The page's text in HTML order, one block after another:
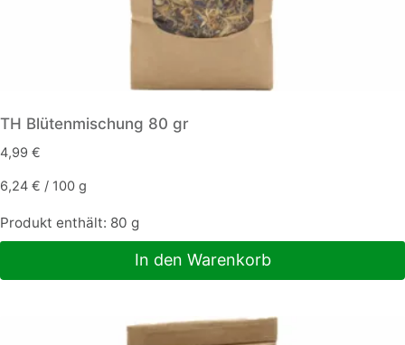
TH Blütenmischung 80 gr
4,99 €
6,24 € / 100 g
Produkt enthält: 80 g
In den Warenkorb